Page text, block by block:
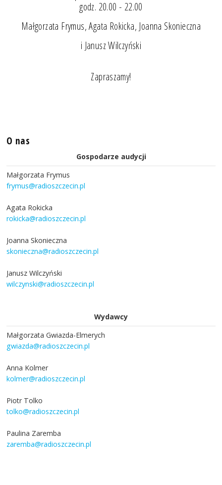
godz. 20.00 - 22.00
Małgorzata Frymus, Agata Rokicka, Joanna Skonieczna
i Janusz Wilczyński
Zapraszamy!
O nas
Gospodarze audycji
Małgorzata Frymus
frymus@radioszczecin.pl
Agata Rokicka
rokicka@radioszczecin.pl
Joanna Skonieczna
skonieczna@radioszczecin.pl
Janusz Wilczyński
wilczynski@radioszczecin.pl
Wydawcy
Małgorzata Gwiazda-Elmerych
gwiazda@radioszczecin.pl
Anna Kolmer
kolmer@radioszczecin.pl
Piotr Tolko
tolko@radioszczecin.pl
Paulina Zaremba
zaremba@radioszczecin.pl